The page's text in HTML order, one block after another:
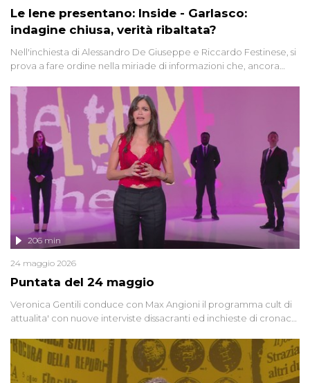
Le Iene presentano: Inside - Garlasco:
indagine chiusa, verità ribaltata?
Nell'inchiesta di Alessandro De Giuseppe e Riccardo Festinese, si
prova a fare ordine nella miriade di informazioni che, ancora
giudiziarie più discusse degli ultimi anni. Lo speciale ricostruisce la
vicenda mettendo in fila testimonianze, errori, dettagli
controversi e i protagonisti di un'indagine che sembra non avere
fine.
Puntata del 24 maggio
206 min
24 maggio 2026
Veronica Gentili conduce con Max Angioni il programma cult di
attualita' con nuove interviste dissacranti ed inchieste di cronaca